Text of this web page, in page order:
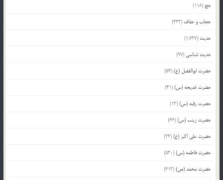
حج (118)
حجاب و عفاف (333)
حدیث (1,737)
حدیث شناسی (97)
حضرت ابوالفضل (ع)(54)
حضرت خدیجه (س)(41)
حضرت رقیه (س)(13)
حضرت زینب (س)(66)
حضرت علی اکبر (ع)(23)
حضرت فاطمه (س)(530)
حضرت محمد (ص)(613)